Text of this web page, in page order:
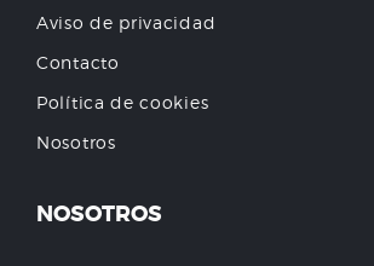
Aviso de privacidad
Contacto
Política de cookies
Nosotros
NOSOTROS